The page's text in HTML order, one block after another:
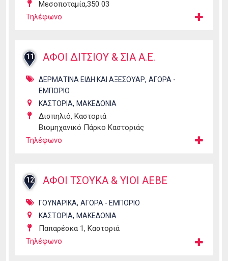
Μεσοποταμία,350 03
Τηλέφωνο
11 ΑΦΟΙ ΔΙΤΣΙΟΥ & ΣΙΑ Α.Ε.
ΔΕΡΜΑΤΙΝΑ ΕΙΔΗ ΚΑΙ ΑΞΕΣΟΥΑΡ, ΑΓΟΡΑ -
ΕΜΠΟΡΙΟ
ΚΑΣΤΟΡΙΑ, ΜΑΚΕΔΟΝΙΑ
Δισπηλιό, Καστοριά
Βιομηχανικό Πάρκο Καστοριάς
Τηλέφωνο
12 ΑΦΟΙ ΤΣΟΥΚΑ & ΥΙΟΙ ΑΕΒΕ
ΓΟΥΝΑΡΙΚΑ, ΑΓΟΡΑ - ΕΜΠΟΡΙΟ
ΚΑΣΤΟΡΙΑ, ΜΑΚΕΔΟΝΙΑ
Παπαρέσκα 1, Καστοριά
Τηλέφωνο